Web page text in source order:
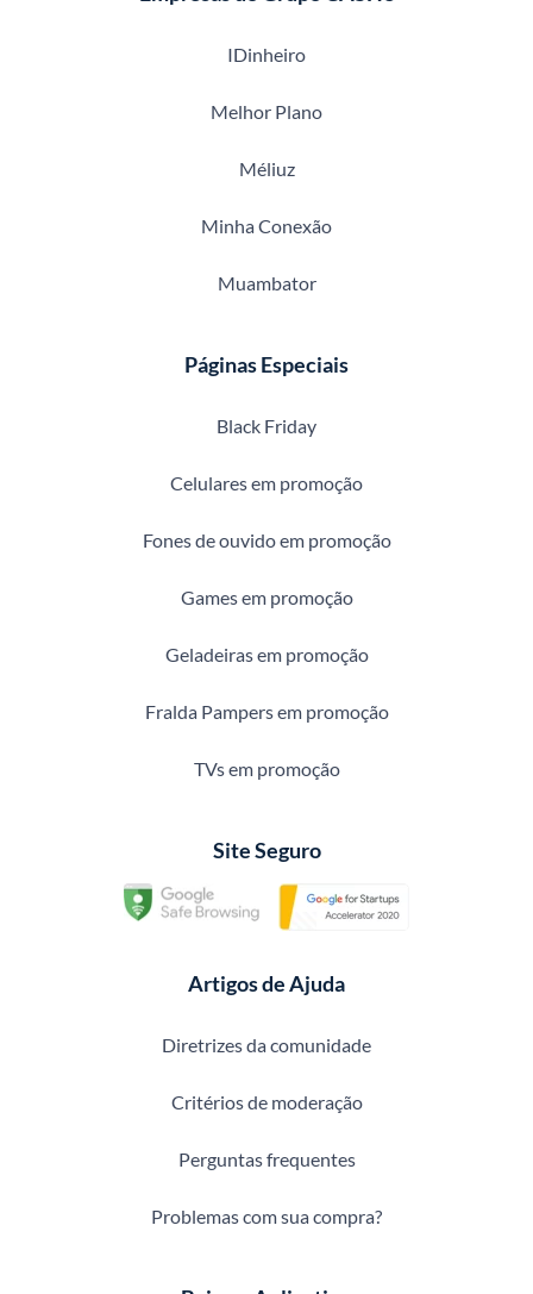
IDinheiro
Melhor Plano
Méliuz
Minha Conexão
Muambator
Páginas Especiais
Black Friday
Celulares em promoção
Fones de ouvido em promoção
Games em promoção
Geladeiras em promoção
Fralda Pampers em promoção
TVs em promoção
Site Seguro
Artigos de Ajuda
Diretrizes da comunidade
Critérios de moderação
Perguntas frequentes
Problemas com sua compra?